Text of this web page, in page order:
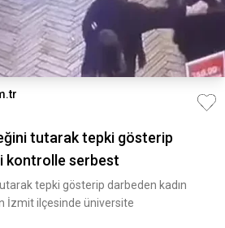
tutarak tepki gösterip
kontrolle serbest
tepki gösterip darbeden kadın
İzmit ilçesinde üniversite